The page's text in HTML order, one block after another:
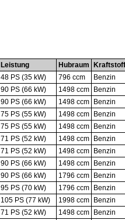
Leistung Hubraum
Kraftstoff
48 PS (35 kW) 796 ccm
Benzin
90 PS (66 kW) 1498 ccm
Benzin
90 PS (66 kW) 1498 ccm
Benzin
75 PS (55 kW) 1498 ccm
Benzin
75 PS (55 kW) 1498 ccm
Benzin
71 PS (52 kW) 1498 ccm
Benzin
71 PS (52 kW) 1498 ccm
Benzin
90 PS (66 kW) 1498 ccm
Benzin
90 PS (66 kW) 1796 ccm
Benzin
95 PS (70 kW) 1796 ccm
Benzin
105 PS (77 kW) 1998 ccm
Benzin
71 PS (52 kW) 1498 ccm
Benzin